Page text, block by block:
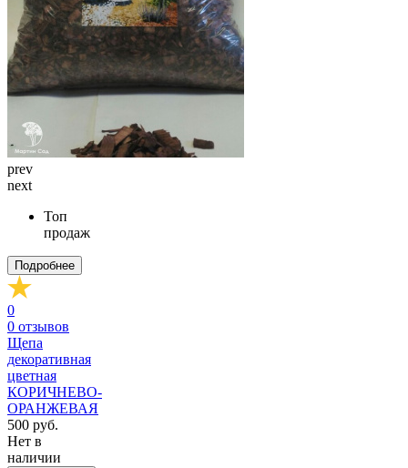
prev
next
Топ
продаж
Подробнее
0
0 отзывов
Щепа
декоративная
цветная
КОРИЧНЕВО-
ОРАНЖЕВАЯ
500 руб.
Нет в
наличии